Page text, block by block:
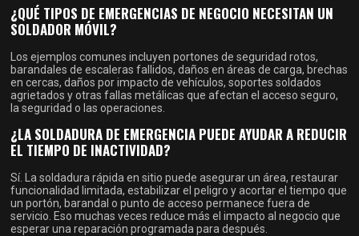
¿QUÉ TIPOS DE EMERGENCIAS DE NEGOCIO NECESITAN UN
SOLDADOR MÓVIL?
Los ejemplos comunes incluyen portones de seguridad rotos,
barandales de escaleras fallidos, daños en áreas de carga, brechas
en cercas, daños por impacto de vehículos, soportes soldados
agrietados y otras fallas metálicas que afectan el acceso seguro,
la seguridad o las operaciones.
¿LA SOLDADURA DE EMERGENCIA PUEDE AYUDAR A REDUCIR
EL TIEMPO DE INACTIVIDAD?
Sí. La soldadura rápida en sitio puede asegurar un área, restaurar
funcionalidad limitada, estabilizar el peligro y acortar el tiempo que
un portón, barandal o punto de acceso permanece fuera de
servicio. Eso muchas veces reduce más el impacto al negocio que
esperar una reparación programada para después.